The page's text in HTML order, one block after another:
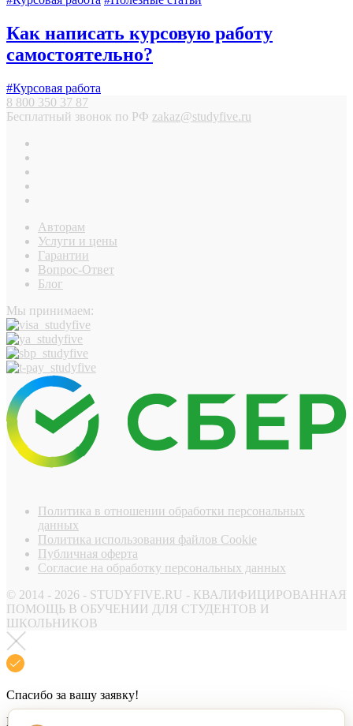
Как написать курсовую работу
самостоятельно?
#Курсовая работа
8 800 350 37 87
Бесплатный звонок по РФ zakaz@studyfive.ru
Авторам
Услуги и цены
Гарантии
Вопрос-Ответ
Блог
Мы принимаем:
Политика в отношении обработки персональных
данных
Политика использования файлов Cookie
Публичная оферта
Согласие на обработку персональных данных
© 2014 - 2026 - STUDYFIVE.RU - КВАЛИФИЦИРОВАННАЯ
ПОМОЩЬ В ОБУЧЕНИИ ДЛЯ СТУДЕНТОВ И
ШКОЛЬНИКОВ
Спасибо за вашу заявку!
Наш менеджер свяжется с вами в ближайшее время.